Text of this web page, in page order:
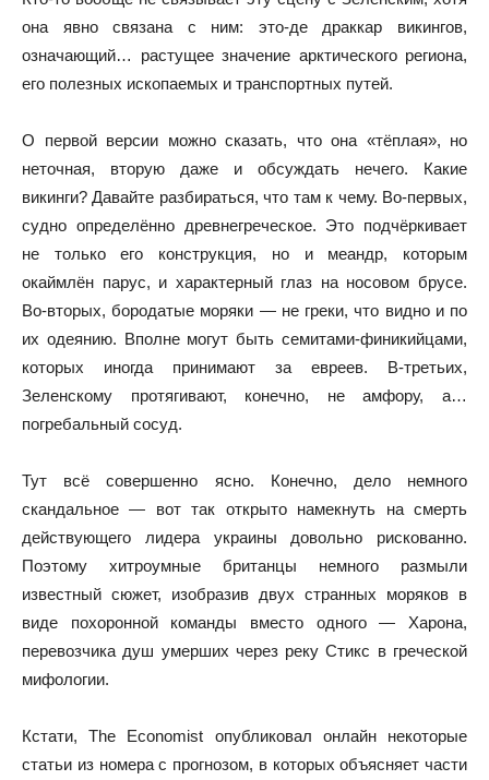
она явно связана с ним: это-де драккар викингов,
означающий… растущее значение арктического региона,
его полезных ископаемых и транспортных путей.
О первой версии можно сказать, что она «тёплая», но
неточная, вторую даже и обсуждать нечего. Какие
викинги? Давайте разбираться, что там к чему. Во-первых,
судно определённо древнегреческое. Это подчёркивает
не только его конструкция, но и меандр, которым
окаймлён парус, и характерный глаз на носовом брусе.
Во-вторых, бородатые моряки — не греки, что видно и по
их одеянию. Вполне могут быть семитами-финикийцами,
которых иногда принимают за евреев. В-третьих,
Зеленскому протягивают, конечно, не амфору, а…
погребальный сосуд.
Тут всё совершенно ясно. Конечно, дело немного
скандальное — вот так открыто намекнуть на смерть
действующего лидера украины довольно рискованно.
Поэтому хитроумные британцы немного размыли
известный сюжет, изобразив двух странных моряков в
виде похоронной команды вместо одного — Харона,
перевозчика душ умерших через реку Стикс в греческой
мифологии.
Кстати, The Economist опубликовал онлайн некоторые
статьи из номера с прогнозом, в которых объясняет части